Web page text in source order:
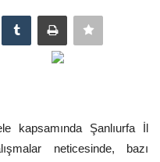
kapsamında Şanlıurfa İl
neticesinde, bazı